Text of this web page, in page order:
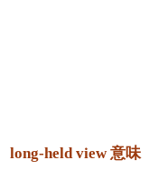
long-held view 意味